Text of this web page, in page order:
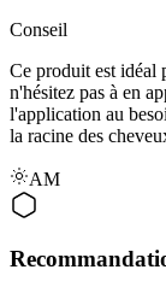
Conseil
Ce produit est idéal
n'hésitez pas à en
l'application au
la racine des
AM